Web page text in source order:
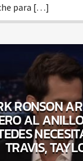
para […]
RONSON
AL
TRAVIS,